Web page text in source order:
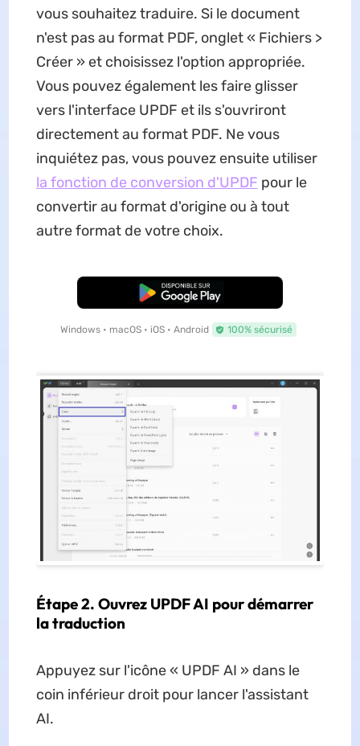
vous souhaitez traduire. Si le document
n'est pas au format PDF, onglet « Fichiers >
Créer » et choisissez l'option appropriée.
Vous pouvez également les faire glisser
vers l'interface UPDF et ils s'ouvriront
directement au format PDF. Ne vous
inquiétez pas, vous pouvez ensuite utiliser
la fonction de conversion d'UPDF pour le
convertir au format d'origine ou à tout
autre format de votre choix.
TÉLÉCHARGER
Windows • macOS • iOS • Android 100% sécurisé
Étape 2. Ouvrez UPDF AI pour démarrer
la traduction
Appuyez sur l'icône « UPDF AI » dans le
coin inférieur droit pour lancer l'assistant
AI.